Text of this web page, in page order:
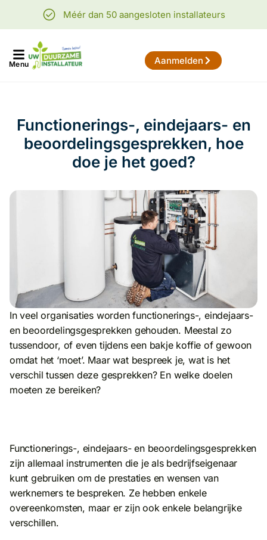
Méér dan 50 aangesloten installateurs
Menu Aanmelden
Functionerings-, eindejaars- en
beoordelingsgesprekken, hoe
doe je het goed?
In veel organisaties worden functionerings-, eindejaars-
en beoordelingsgesprekken gehouden. Meestal zo
tussendoor, of even tijdens een bakje koffie of gewoon
omdat het ‘moet’. Maar wat bespreek je, wat is het
verschil tussen deze gesprekken? En welke doelen
moeten ze bereiken?
Functionerings-, eindejaars- en beoordelingsgesprekken
zijn allemaal instrumenten die je als bedrijfseigenaar
kunt gebruiken om de prestaties en wensen van
werknemers te bespreken. Ze hebben enkele
overeenkomsten, maar er zijn ook enkele belangrijke
verschillen.